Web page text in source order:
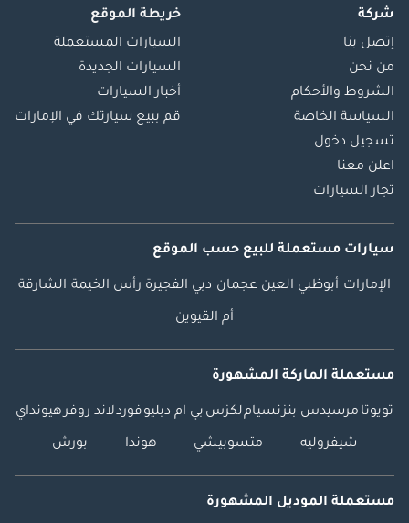
شركة
إتصل بنا
من نحن
الشروط والأحكام
السياسة الخاصة
تسجيل دخول
اعلن معنا
تجار السيارات
خريطة الموقع
السيارات المستعملة
السيارات الجديدة
أخبار السيارات
قم ببيع سيارتك في الإمارات
سيارات مستعملة للبيع حسب الموقع
الإمارات أبوظبي العين عجمان دبي الفجيرة رأس الخيمة الشارقة
أم القيوين
مستعملة الماركة المشهورة
تويوتا مرسيدس بنزنسياملكزس بي ام دبليوفوردلاند روفرهيونداي
شيفروليه متسوبيشي هوندا بورش
مستعملة الموديل المشهورة